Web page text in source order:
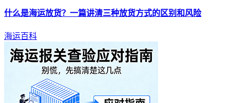
什么是海运放货？一篇讲清三种放货方式的区别和风险
海运百科